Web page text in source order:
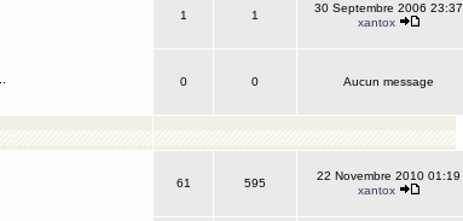
1 1
30 Septembre 2006 23:37
xantox
0 0 Aucun message
61 595
22 Novembre 2010 01:19
xantox